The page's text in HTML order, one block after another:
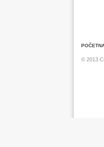
© 2013